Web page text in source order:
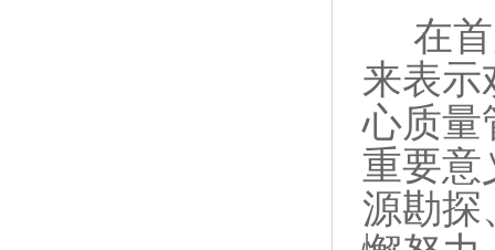
在
来表示
心质量
重要意
源勘探